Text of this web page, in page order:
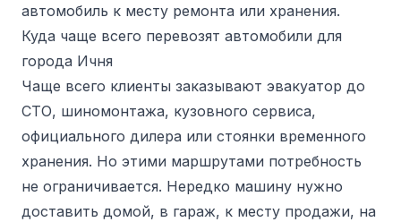
автомобиль к месту ремонта или хранения.
Куда чаще всего перевозят автомобили для
города Ичня
Чаще всего клиенты заказывают эвакуатор до
СТО, шиномонтажа, кузовного сервиса,
официального дилера или стоянки временного
хранения. Но этими маршрутами потребность
не ограничивается. Нередко машину нужно
доставить домой, в гараж, к месту продажи, на